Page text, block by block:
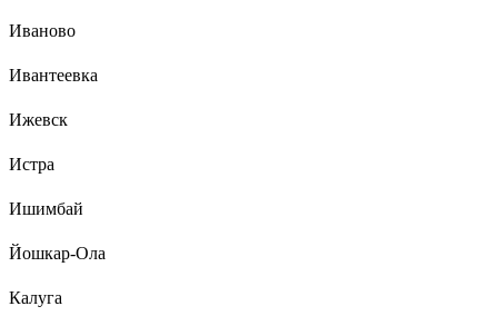
Иваново
Ивантеевка
Ижевск
Истра
Ишимбай
Йошкар-Ола
Калуга